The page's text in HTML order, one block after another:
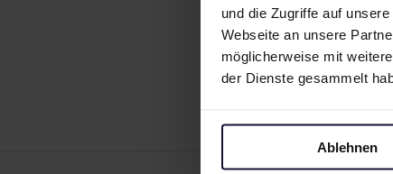
und die Zugriffe auf
Webseite an unsere
möglicherweise mit
der Dienste gesammelt
Ablehnen